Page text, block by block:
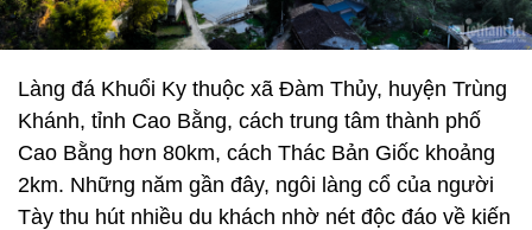
Làng đá Khuổi Ky thuộc xã Đàm Thủy, huyện Trùng
Khánh, tỉnh Cao Bằng, cách trung tâm thành phố
Cao Bằng hơn 80km, cách Thác Bản Giốc khoảng
2km. Những năm gần đây, ngôi làng cổ của người
Tày thu hút nhiều du khách nhờ nét độc đáo về kiến